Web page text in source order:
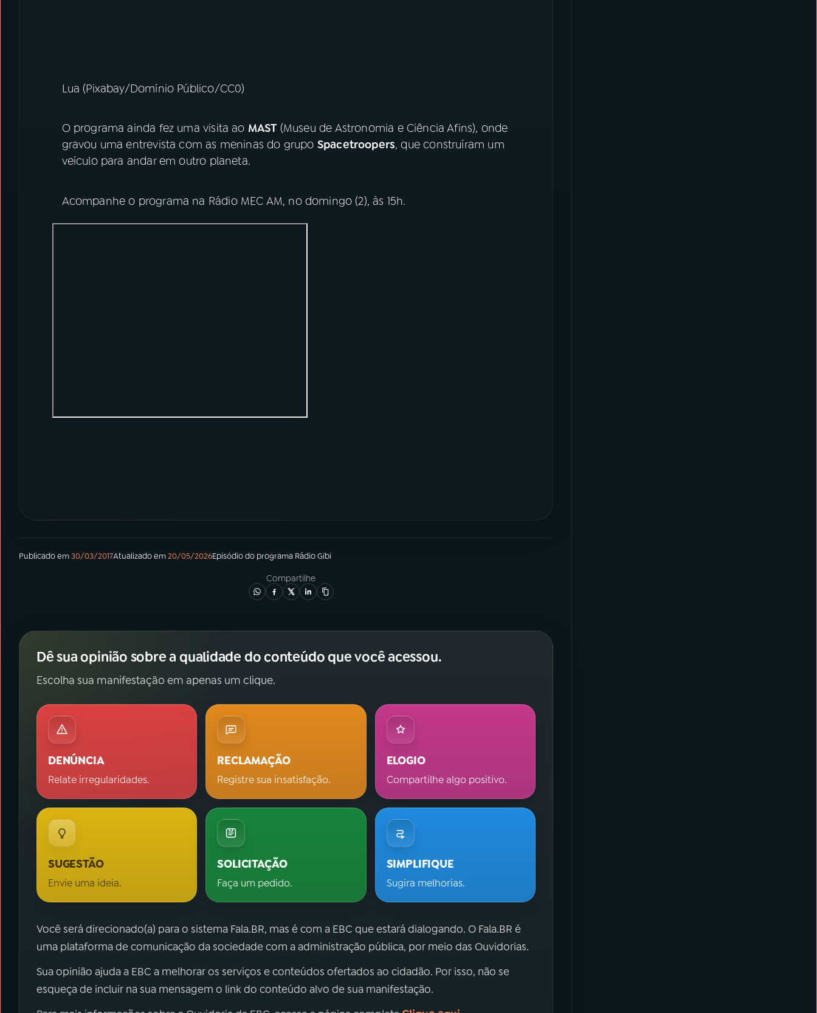
Lua (Pixabay/Domínio Público/CC0)
O programa ainda fez uma visita ao MAST (Museu de Astronomia e Ciência Afins), onde
gravou uma entrevista com as meninas do grupo Spacetroopers, que construíram um
veículo para andar em outro planeta.
Acompanhe o programa na Rádio MEC AM, no domingo (2), às 15h.
Publicado em30/03/2017Atualizado em20/05/2026Episódiodo programa Rádio Gibi
Compartilhe
Dê sua opinião sobre a qualidade do conteúdo que você acessou.
Escolha sua manifestação em apenas um clique.
DENÚNCIA
Relate irregularidades.
RECLAMAÇÃO
Registre sua insatisfação.
ELOGIO
Compartilhe algo positivo.
SUGESTÃO
Envie uma ideia.
SOLICITAÇÃO
Faça um pedido.
SIMPLIFIQUE
Sugira melhorias.
Você será direcionado(a) para o sistema Fala.BR, mas é com a EBC que estará dialogando. O Fala.BR é
uma plataforma de comunicação da sociedade com a administração pública, por meio das Ouvidorias.
Sua opinião ajuda a EBC a melhorar os serviços e conteúdos ofertados ao cidadão. Por isso, não se
esqueça de incluir na sua mensagem o link do conteúdo alvo de sua manifestação.